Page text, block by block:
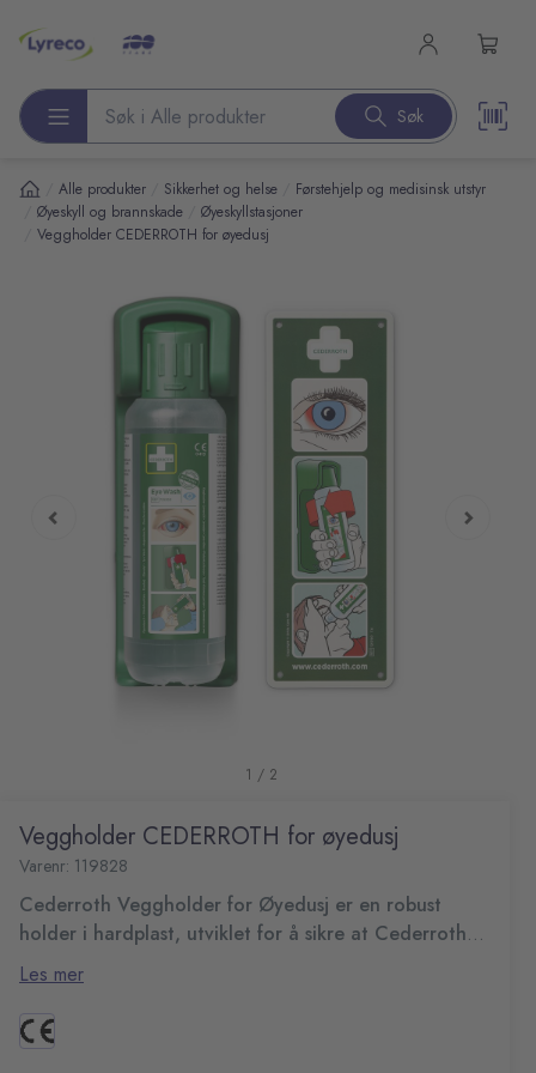
Søk etter produkter Søk
Alle produkter Sikkerhet og helse Førstehjelp og medisinsk utstyr
Øyeskyll og brannskade Øyeskyllstasjoner
Veggholder CEDERROTH for øyedusj
1 / 2
Veggholder CEDERROTH for øyedusj
Varenr: 119828
Cederroth Veggholder for Øyedusj er en robust
holder i hardplast, utviklet for å sikre at Cederroth
Øyedusjflasker alltid er tilgjengelige – akkurat der
de trengs.
Monteres enkelt på vegg, arbeidsbenk, i kjøretøy eller på
Cederroth Førstehjelpstavle, og gir rask, trygg og
hygienisk tilgang ved øyeskader. Holderen fungerer både
som oppbevaring og åpningsmekanisme: når flasken tas
Les mer